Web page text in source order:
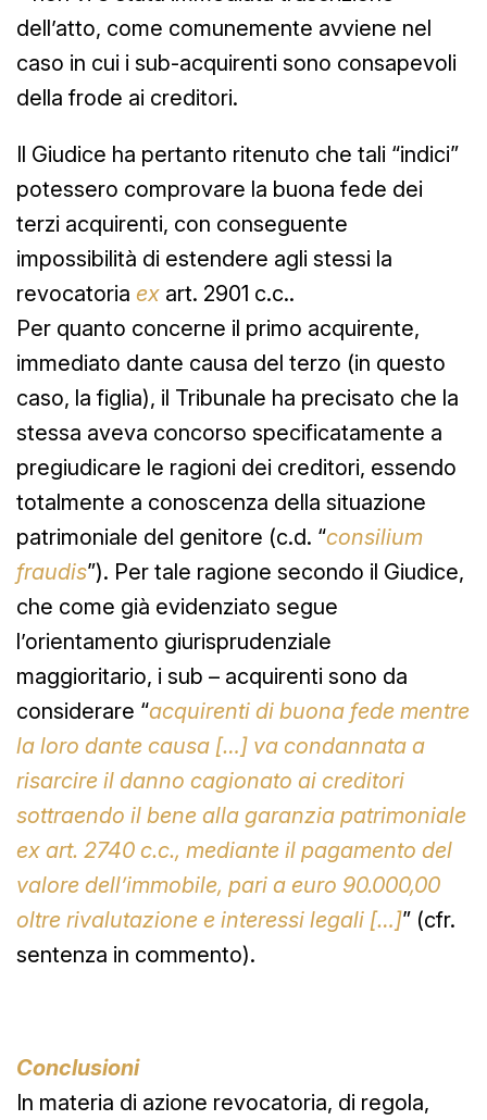
dell’atto, come comunemente avviene nel
caso in cui i sub-acquirenti sono consapevoli
della frode ai creditori.
Il Giudice ha pertanto ritenuto che tali “indici”
potessero comprovare la buona fede dei
terzi acquirenti, con conseguente
impossibilità di estendere agli stessi la
revocatoria ex art. 2901 c.c..
Per quanto concerne il primo acquirente,
immediato dante causa del terzo (in questo
caso, la figlia), il Tribunale ha precisato che la
stessa aveva concorso specificatamente a
pregiudicare le ragioni dei creditori, essendo
totalmente a conoscenza della situazione
patrimoniale del genitore (c.d. “consilium
fraudis”). Per tale ragione secondo il Giudice,
che come già evidenziato segue
l’orientamento giurisprudenziale
maggioritario, i sub – acquirenti sono da
considerare “acquirenti di buona fede mentre
la loro dante causa […] va condannata a
risarcire il danno cagionato ai creditori
sottraendo il bene alla garanzia patrimoniale
ex art. 2740 c.c., mediante il pagamento del
valore dell’immobile, pari a euro 90.000,00
oltre rivalutazione e interessi legali […]” (cfr.
sentenza in commento).
Conclusioni
In materia di azione revocatoria, di regola,